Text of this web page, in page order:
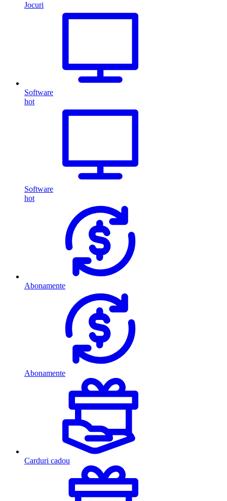
Jocuri
Software
hot
Software
hot
Abonamente
Abonamente
Carduri cadou